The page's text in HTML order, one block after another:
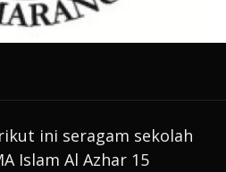
ini seragam sekolah
Islam Al Azhar 15